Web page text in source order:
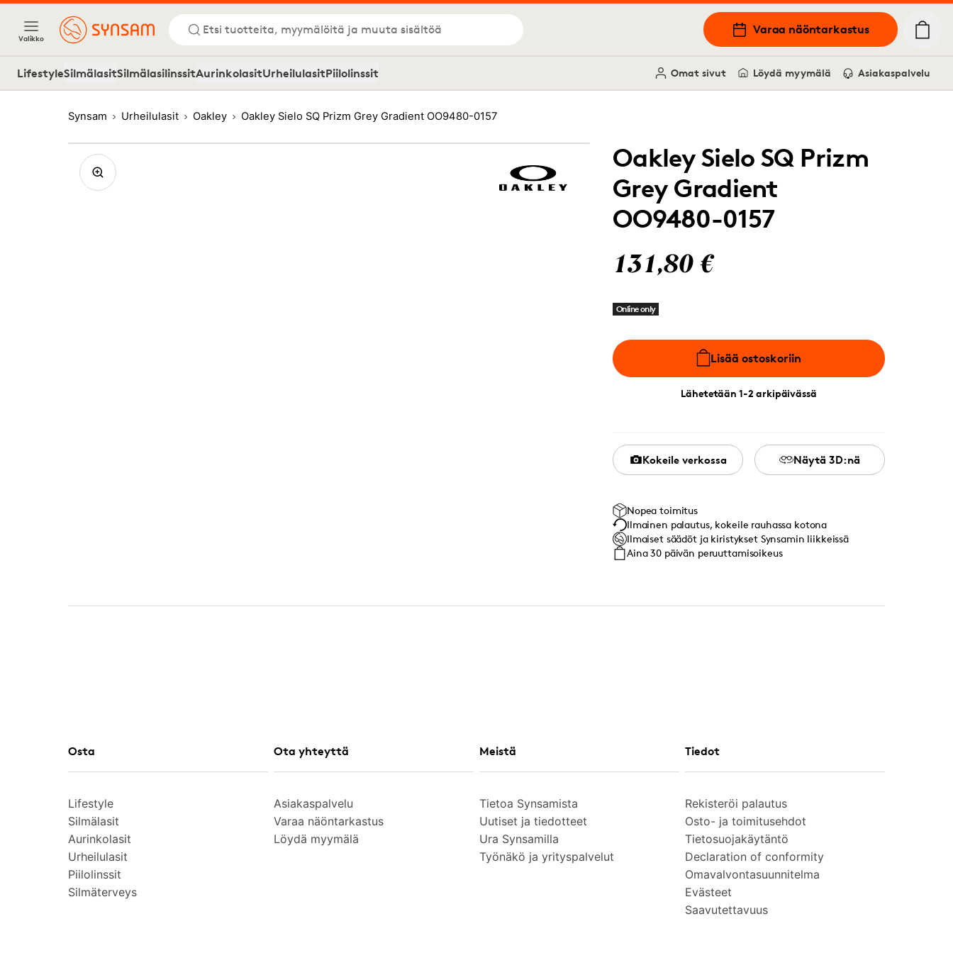
Valikko
Etsi tuotteita, myymälöitä ja muuta sisältöä Varaa näöntarkastus
LifestyleSilmälasitSilmälasilinssitAurinkolasitUrheilulasitPiilolinssit Omat sivut Löydä myymälä Asiakaspalvelu
Synsam Urheilulasit Oakley Oakley Sielo SQ Prizm Grey Gradient OO9480-0157
Oakley Sielo SQ Prizm
Grey Gradient
OO9480-0157
131,80 €
Online only
Lisää ostoskoriin
Lähetetään 1-2 arkipäivässä
Kokeile verkossa Näytä 3D:nä
Nopea toimitus
Ilmainen palautus, kokeile rauhassa kotona
Ilmaiset säädöt ja kiristykset Synsamin liikkeissä
Aina 30 päivän peruuttamisoikeus
Osta
Lifestyle
Silmälasit
Aurinkolasit
Urheilulasit
Piilolinssit
Silmäterveys
Ota yhteyttä
Asiakaspalvelu
Varaa näöntarkastus
Löydä myymälä
Meistä
Tietoa Synsamista
Uutiset ja tiedotteet
Ura Synsamilla
Työnäkö ja yrityspalvelut
Tiedot
Rekisteröi palautus
Osto- ja toimitusehdot
Tietosuojakäytäntö
Declaration of conformity
Omavalvontasuunnitelma
Evästeet
Saavutettavuus